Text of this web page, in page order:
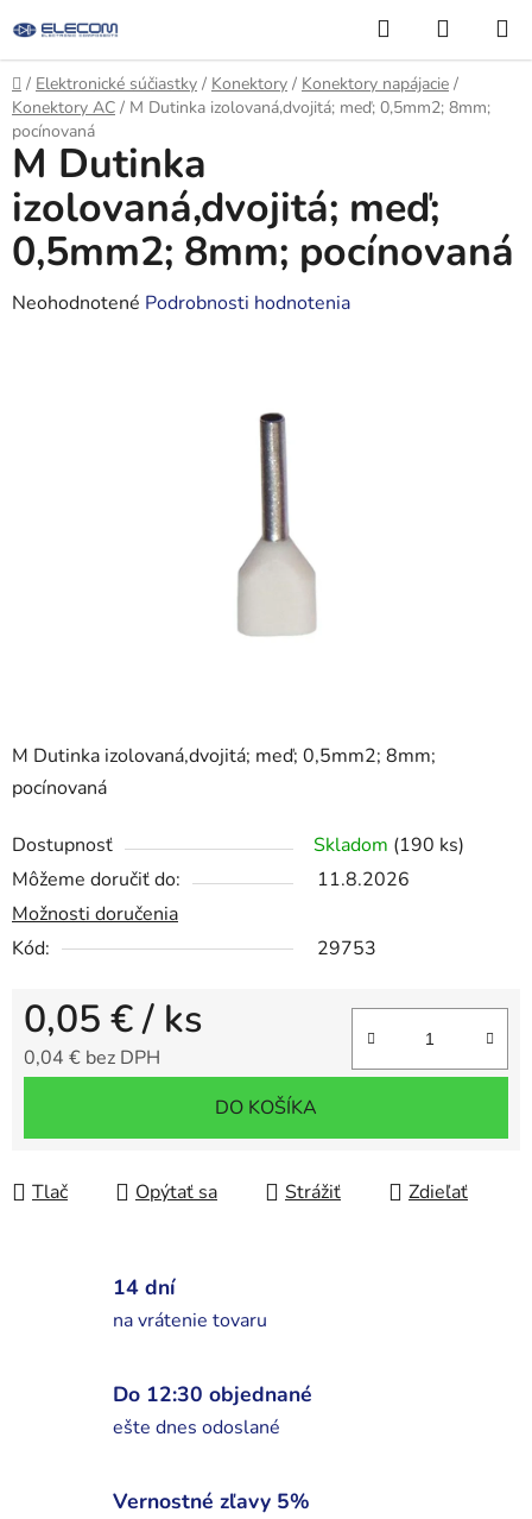
na
obsah
Hľadať
KOŠÍK
Domov
/ Elektronické súčiastky / Konektory / Konektory napájacie /
Konektory AC / M Dutinka izolovaná,dvojitá; meď; 0,5mm2; 8mm;
pocínovaná
M Dutinka izolovaná,dvojitá; meď; 0,5mm2; 8mm;
pocínovaná
Dostupnosť Skladom (190 ks)
Môžeme doručiť do:
11.8.2026
Možnosti doručenia
Kód:
29753
0,05 €/ ks
0,04 € bez DPH
DO KOŠÍKA
Tlač Opýtať sa Strážiť Zdieľať
M Dutinka
izolovaná,dvojitá; meď;
0,5mm2; 8mm; pocínovaná
Priemerné
Neohodnotené Podrobnosti hodnotenia
14 dní
na vrátenie tovaru
Do 12:30 objednané
ešte dnes odoslané
Vernostné zľavy 5%